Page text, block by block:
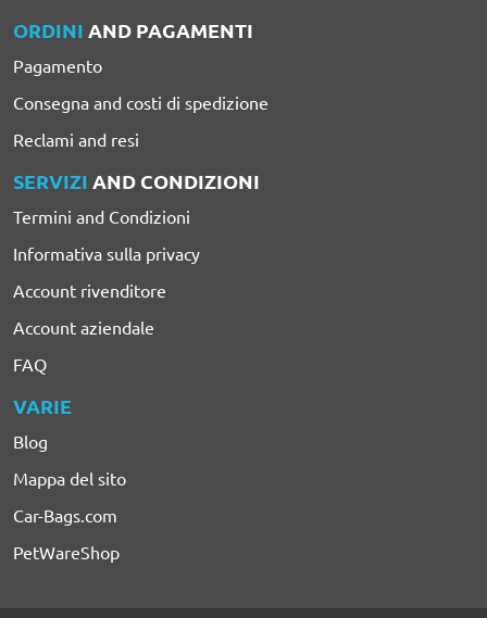
ORDINI AND PAGAMENTI
Pagamento
Consegna and costi di spedizione
Reclami and resi
SERVIZI AND CONDIZIONI
Termini and Condizioni
Informativa sulla privacy
Account rivenditore
Account aziendale
FAQ
VARIE
Blog
Mappa del sito
Car-Bags.com
PetWareShop